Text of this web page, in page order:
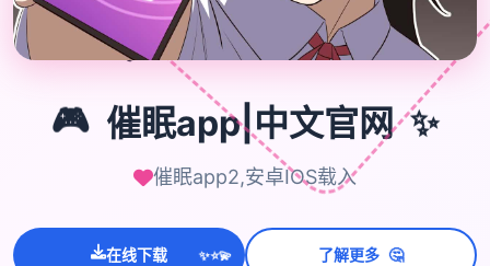
🎮
🎮 催眠app|中文官网 ✨
催眠app2,安卓IOS载入
在线下载 ✨⭐💫 了解更多 🤔